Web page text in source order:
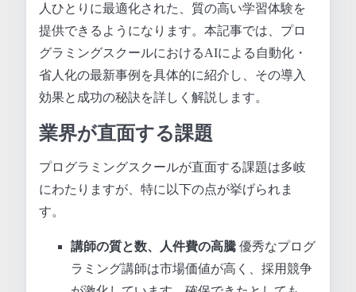
人ひとりに最適化された、質の高い学習体験を
提供できるようになります。本記事では、プロ
グラミングスクールにおけるAIによる自動化・
省人化の最新事例を具体的に紹介し、その導入
効果と成功の秘訣を詳しく解説します。
業界が直面する課題
プログラミングスクールが直面する課題は多岐
にわたりますが、特に以下の点が挙げられま
す。
講師の質と数、人件費の高騰優秀なプログ
ラミング講師は市場価値が高く、採用競争